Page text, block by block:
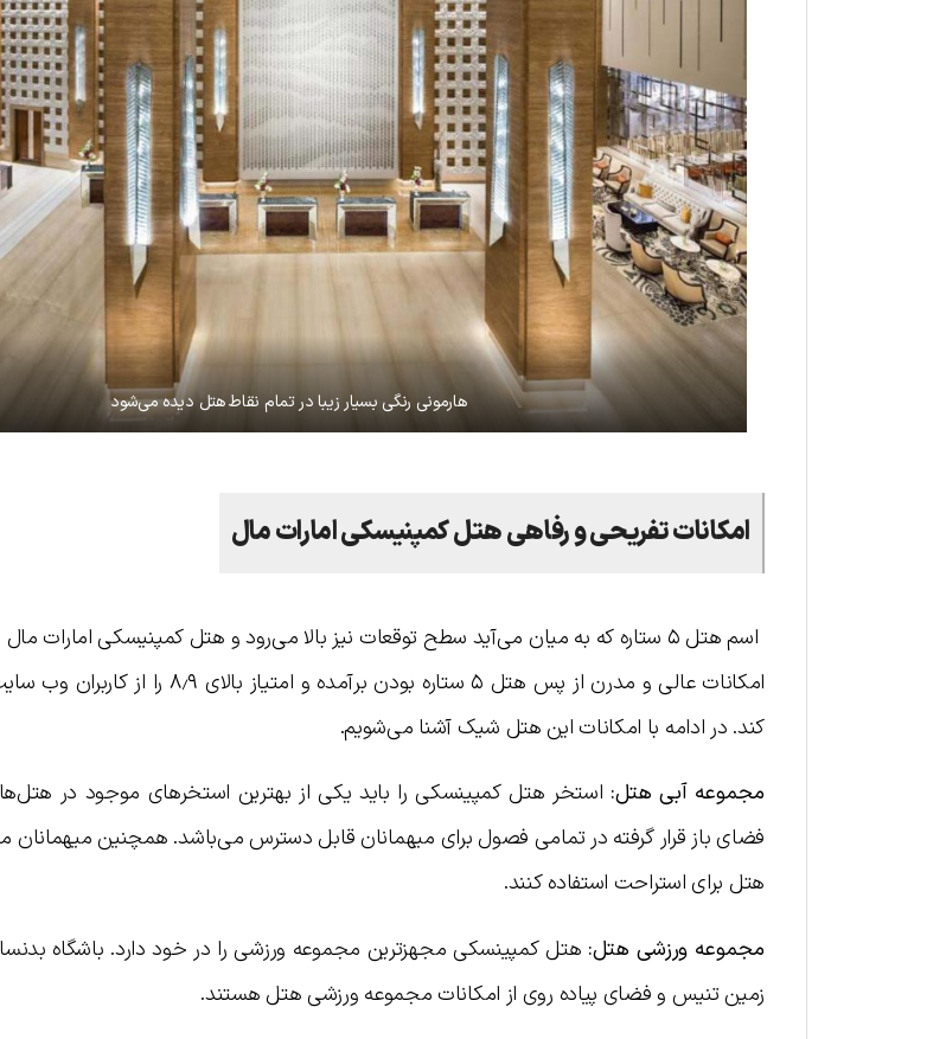
هارمونی رنگی بسیار زیبا در تمام نقاط هتل دیده می‌شود
امکانات تفریحی و رفاهی هتلکمپنیسکی امارات مال
اسم هتل ۵ ستاره که به میان می‌آید سطح توقعات نیز بالا می‌رود و هتل کمپنیسکی امارات
امکانات عالی و مدرن از پس هتل ۵ ستاره بودن
کند. در ادامه با امکانات این هتل شیک آشنا می‌شویم.
مجموعه آبی هتل: استخر هتل کمپینسکی را باید یکی از بهترین استخرهای موجود در
فضای باز قرار گرفته در تمامی فصول برای میهمانان قابل دسترس می‌باشد. همچنین میهمانان
هتل برای استراحت استفاده کنند.
مجموعه ورزشی هتل: هتل کمپینسکی مجهزترین مجموعه ورزشی را در خود دارد. باشگاه
زمین تنیس و فضای پیاده روی از امکانات مجموعه ورزشی هتل هستند.